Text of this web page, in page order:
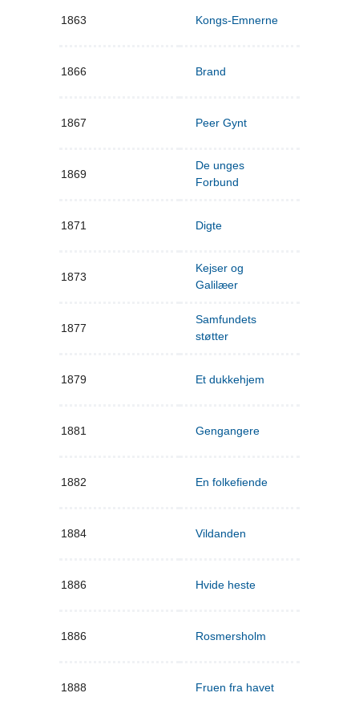
1863 Kongs-Emnerne
1866 Brand
1867 Peer Gynt
1869
De unges
Forbund
1871 Digte
1873
Kejser og
Galilæer
1877
Samfundets
støtter
1879 Et dukkehjem
1881 Gengangere
1882 En folkefiende
1884 Vildanden
1886 Hvide heste
1886 Rosmersholm
1888 Fruen fra havet